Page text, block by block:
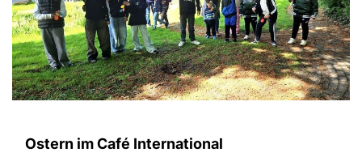
Ostern im Café International